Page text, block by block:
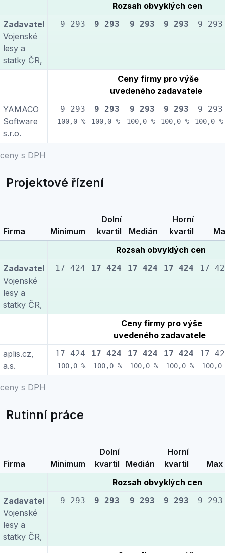
ceny s DPH
Rozsah obvyklých cen
Zadavatel
Vojenské
lesy a
statky ČR,
9 293 9 293 9 293 9 293 9 293
Ceny firmy pro výše
uvedeného zadavatele
YAMACO
Software
s.r.o.
9 293
100,0 %
9 293
100,0 %
9 293
100,0 %
9 293
100,0 %
9 293
100,0 %
Projektové řízení
ceny s DPH
Firma Minimum
Dolní
kvartil
Medián
Horní
kvartil
Rozsah obvyklých cen
Zadavatel
Vojenské
lesy a
statky ČR,
17 424 17 424 17 424 17 424 17
Ceny firmy pro výše
uvedeného zadavatele
aplis.cz,
a.s.
17 424
100,0 %
17 424
100,0 %
17 424
100,0 %
17 424
100,0 %
17
100,0
Rutinní práce
Firma Minimum
Dolní
kvartil
Medián
Horní
kvartil
Max
Rozsah obvyklých cen
Zadavatel
Vojenské
lesy a
statky ČR,
9 293 9 293 9 293 9 293 9 293